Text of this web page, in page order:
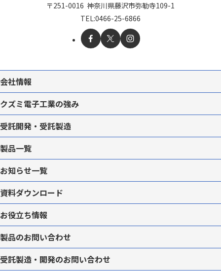
〒251-0016 神奈川県藤沢市弥勒寺109-1
TEL:0466-25-6866
会社情報
クズミ電子工業の強み
受託開発・受託製造
製品一覧
お知らせ一覧
資料ダウンロード
お役立ち情報
製品のお問い合わせ
受託製造・開発のお問い合わせ